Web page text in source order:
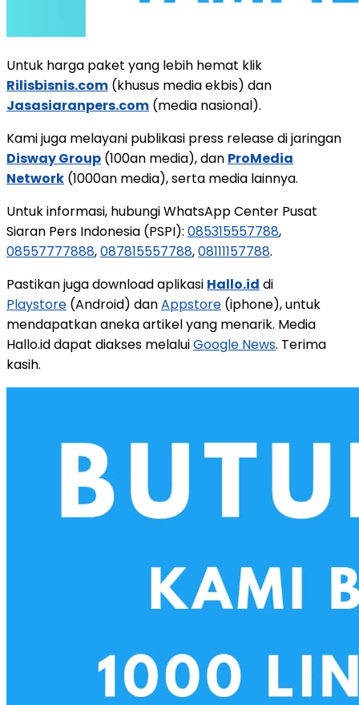
Untuk harga paket yang lebih hemat klik
Rilisbisnis.com (khusus media ekbis) dan
Jasasiaranpers.com (media nasional).
Kami juga melayani publikasi press release di jaringan
Disway Group (100an media), dan ProMedia
Network (1000an media), serta media lainnya.
Untuk informasi, hubungi WhatsApp Center Pusat
Siaran Pers Indonesia (PSPI): 085315557788,
08557777888,087815557788,08111157788.
Pastikan juga download aplikasi Hallo.id di
Playstore (Android) danAppstore (iphone), untuk
mendapatkan aneka artikel yang menarik. Media
Hallo.id dapat diakses melaluiGoogle News. Terima
kasih.